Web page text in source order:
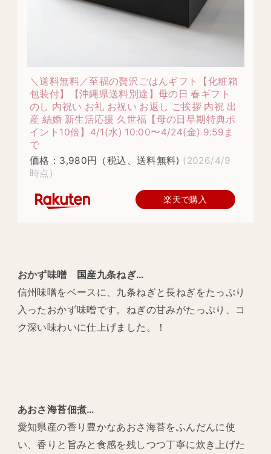
＼送料無料／至福の贅沢ごはんギフト【化粧箱
包装付】【沖縄県送料別途】母の日 春ギフト
のし 内祝い お礼 お祝い お返し ご挨拶 内祝 出
産 結婚 新生活応援 久世福【母の日早期特典ポ
イント10倍】4/1(水) 10:00〜4/24(金) 9:59ま
で
価格：3,980円（税込、送料無料) (2026/4/9
時点)
楽天で購入
おかず味噌 国産九条ねぎ…
信州味噌をベースに、九条ねぎと長ねぎをたっぷり
入ったおかず味噌です。ねぎの甘みがたっぷり、コ
ク深い味わいに仕上げました。！
あおさ海苔佃煮…
愛知県産の香り豊かなあおさ海苔をふんだんに使
い、香りと旨みと食感を残しつつ丁寧に炊き上げた